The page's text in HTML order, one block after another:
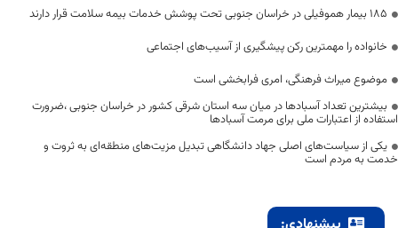
۱۸۵ بیمار هموفیلی در خراسان جنوبی تحت پوشش خدمات بیمه سلامت قرار دارند
خانواده را مهمترین رکن پیشگیری از آسیب‌های اجتماعی
موضوع میراث فرهنگی، امری فرابخشی است
بیشترین تعداد آسبادها در میان سه استان شرقی کشور در خراسان جنوبی ،ضرورت
استفاده از اعتبارات ملی برای مرمت آسبادها
یکی از سیاست‌های اصلی جهاد دانشگاهی تبدیل مزیت‌های منطقه‌ای به ثروت و
خدمت به مردم است